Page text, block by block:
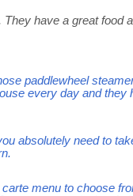
have a great food
paddlewheel
every day and they
absolutely need to
menu to choose